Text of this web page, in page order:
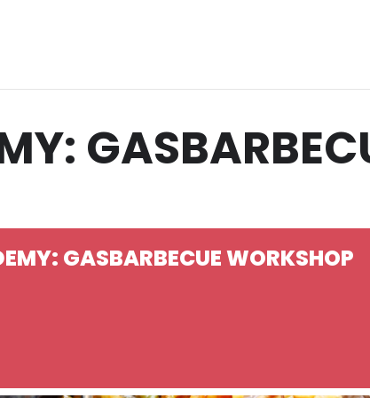
GASBARBECUE WORKSHOP